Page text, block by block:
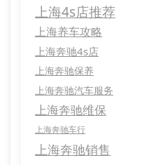
上海4s店推荐
上海养车攻略
上海奔驰4s店
上海奔驰保养
上海奔驰汽车服务
上海奔驰维保
上海奔驰车行
上海奔驰销售